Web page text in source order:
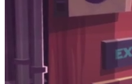
Videos
Gráficos en Movimiento
Imágenes Editoriales
Eventos Editoriales